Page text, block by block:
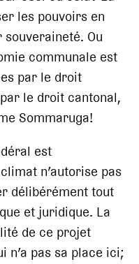
les pouvoirs en
Ou
communale est
par le droit
le droit cantonal,
Sommaruga!
est
n’autorise pas
délibérément tout
et juridique. La
de ce projet
n’a pas sa place ici;